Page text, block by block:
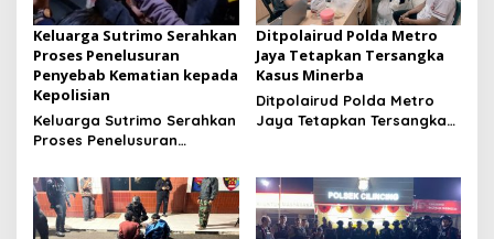
Keluarga Sutrimo Serahkan
Proses Penelusuran
Penyebab Kematian kepada
Kepolisian
Keluarga Sutrimo Serahkan
Proses Penelusuran
kepada Kepolisian
Ditpolairud Polda Metro
Jaya Tetapkan Tersangka
Kasus Minerba
Ditpolairud Polda Metro
Jaya Tetapkan Tersangka